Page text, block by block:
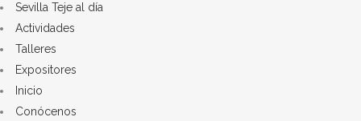
Sevilla Teje al día
Actividades
Talleres
Expositores
Inicio
Conócenos